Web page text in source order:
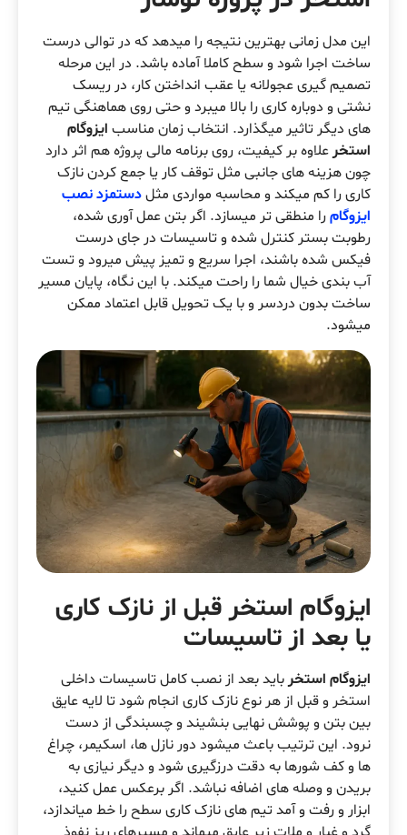
این مدل زمانی بهترین نتیجه را میدهد که در توالی درست
ساخت اجرا شود و سطح کاملا آماده باشد. در این مرحله
تصمیم گیری عجولانه یا عقب انداختن کار، در ریسک
نشتی و دوباره کاری را بالا میبرد و حتی روی هماهنگی تیم
های دیگر تاثیر میگذارد. انتخاب زمان مناسب ایزوگام
استخرعلاوه بر کیفیت، روی برنامه مالی پروژه هم اثر دارد
چون هزینه های جانبی مثل توقف کار یا جمع کردن نازک
کاری را کم میکند و محاسبه مواردی مثلدستمزد نصب
ایزوگامرا منطقی تر میسازد. اگر بتن عمل آوری شده،
رطوبت بستر کنترل شده و تاسیسات در جای درست
فیکس شده باشند، اجرا سریع و تمیز پیش میرود و تست
آب بندی خیال شما را راحت میکند. با این نگاه، پایان مسیر
ساخت بدون دردسر و با یک تحویل قابل اعتماد ممکن
میشود.
ایزوگام استخر قبل از نازک کاری
یا بعد از تاسیسات
ایزوگام استخر باید بعد از نصب کامل تاسیسات داخلی
استخر و قبل از هر نوع نازک کاری انجام شود تا لایه عایق
بین بتن و پوشش نهایی بنشیند و چسبندگی از دست
نرود. این ترتیب باعث میشود دور نازل ها، اسکیمر، چراغ
ها و کف شورها به دقت درزگیری شود و دیگر نیازی به
بریدن و وصله های اضافه نباشد. اگر برعکس عمل کنید،
ابزار و رفت و آمد تیم های نازک کاری سطح را خط میاندازد،